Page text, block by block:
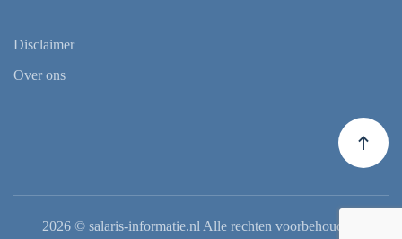
Disclaimer
Over ons
2026© salaris-informatie.nl Alle rechten voorbehouden.